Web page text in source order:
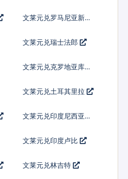
文莱元兑罗马尼亚新列
文莱元兑瑞士法郎
文莱元兑克罗地亚库纳
文莱元兑土耳其里拉
文莱元兑印度尼西亚卢
文莱元兑印度卢比
文莱元兑林吉特